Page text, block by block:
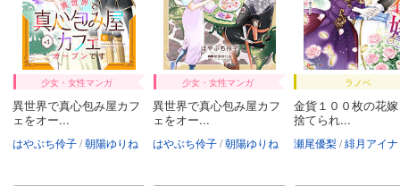
少女・女性マンガ
異世界で真心包み屋カフ
ェをオー...
はやぶち伶子 朝陽ゆりね
少女・女性マンガ
異世界で真心包み屋カフ
ェをオー...
はやぶち伶子 朝陽ゆりね
ラノベ
金貨１００枚の花
捨てられ...
瀬尾優梨 緋月アイナ